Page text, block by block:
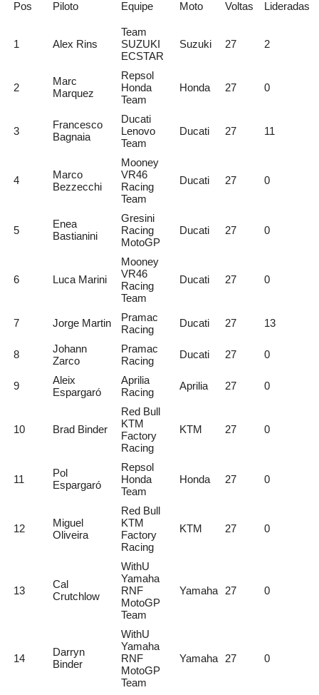
Pos Piloto Equipe Moto Voltas Lideradas
1 Alex Rins
Team
SUZUKI
ECSTAR
Suzuki 27 2
2
Marc
Marquez
Repsol
Honda
Team
Honda 27 0
3
Francesco
Bagnaia
Ducati
Lenovo
Team
Ducati 27 11
4
Marco
Bezzecchi
Mooney
VR46
Racing
Team
Ducati 27 0
5
Enea
Bastianini
Gresini
Racing
MotoGP
Ducati 27 0
6 Luca Marini
Mooney
VR46
Racing
Team
Ducati 27 0
7 Jorge Martin
Pramac
Racing
Ducati 27 13
8
Johann
Zarco
Pramac
Racing
Ducati 27 0
9
Aleix
Espargaró
Aprilia
Racing
Aprilia 27 0
10 Brad Binder
Red Bull
KTM
Factory
Racing
KTM 27 0
11
Pol
Espargaró
Repsol
Honda
Team
Honda 27 0
12
Miguel
Oliveira
Red Bull
KTM
Factory
Racing
KTM 27 0
13
Cal
Crutchlow
WithU
Yamaha
RNF
MotoGP
Team
Yamaha 27 0
14
Darryn
Binder
WithU
Yamaha
RNF
MotoGP
Team
Yamaha 27 0